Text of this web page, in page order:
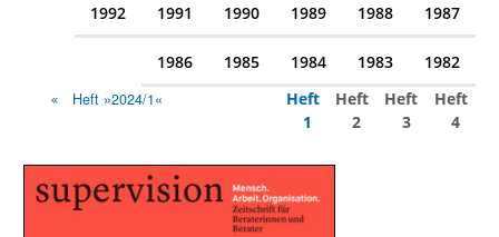
1992 1991 1990 1989 1988 1987
1986 1985 1984 1983 1982
Heft »2024/1«
Heft
1
Heft
2
Heft
3
Heft
4